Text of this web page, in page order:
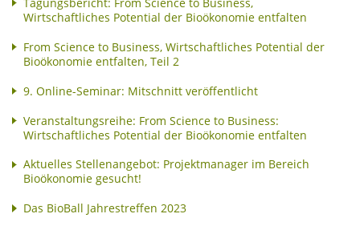
Tagungsbericht: From Science to Business,
Wirtschaftliches Potential der Bioökonomie entfalten
From Science to Business, Wirtschaftliches Potential der
Bioökonomie entfalten, Teil 2
9. Online-Seminar: Mitschnitt veröffentlicht
Veranstaltungsreihe: From Science to Business:
Wirtschaftliches Potential der Bioökonomie entfalten
Aktuelles Stellenangebot: Projektmanager im Bereich
Bioökonomie gesucht!
Das BioBall Jahrestreffen 2023